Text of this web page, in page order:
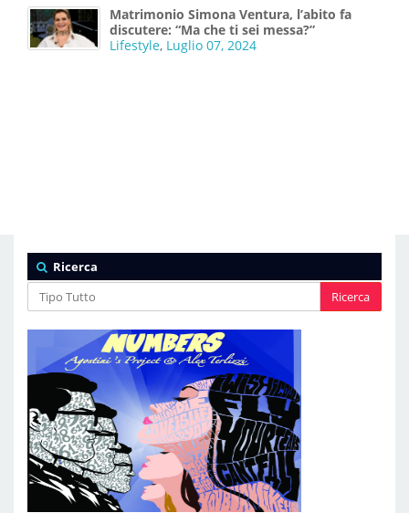
Matrimonio Simona Ventura, l’abito fa
discutere: “Ma che ti sei messa?”
Lifestyle, Luglio 07, 2024
Ricerca
Ricerca